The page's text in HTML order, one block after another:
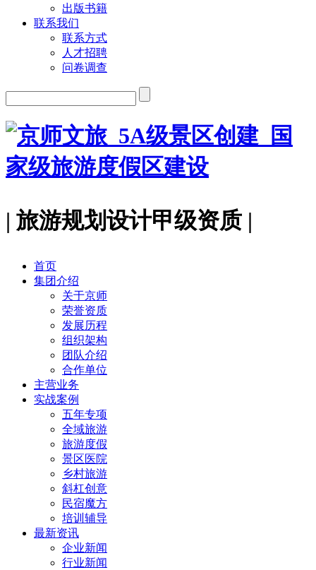
出版书籍
联系我们
联系方式
人才招聘
问卷调查
| 旅游规划设计甲级资质 |
首页
集团介绍
关于京师
荣誉资质
发展历程
组织架构
团队介绍
合作单位
主营业务
实战案例
五年专项
全域旅游
旅游度假
景区医院
乡村旅游
斜杠创意
民宿魔方
培训辅导
最新资讯
企业新闻
行业新闻